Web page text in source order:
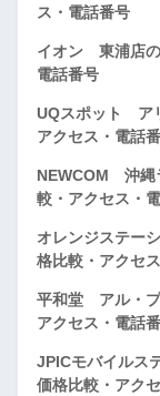
ス・電話番号
イオン 東浦店の
電話番号
UQスポット ア
アクセス・電話
NEWCOM 沖縄
較・アクセス・
オレンジステー
格比較・アクセ
平和堂 アル・プ
アクセス・電話
JPICモバイルス
価格比較・アク